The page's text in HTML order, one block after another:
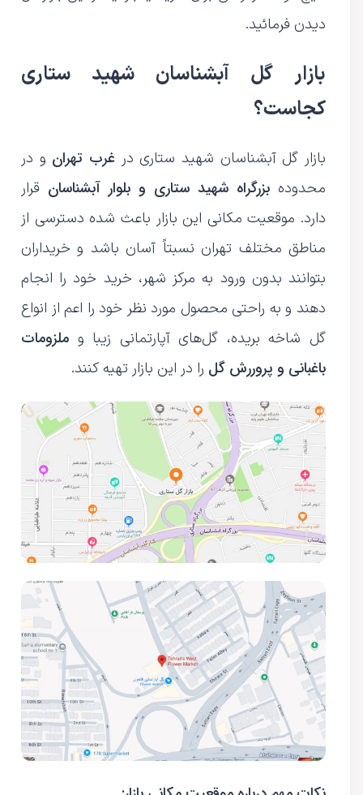
دیدن فرمائید.
بازار گل آبشناسان شهید ستاری
کجاست؟
بازار گل آبشناسان شهید ستاری در غرب تهرانو در
محدوده بزرگراه شهید ستاری و بلوار آبشناسانقرار
دارد. موقعیت مکانی این بازار باعث شده دسترسی از
مناطق مختلف تهران نسبتاً آسان باشد و خریداران
بتوانند بدون ورود به مرکز شهر، خرید خود را انجام
دهند و به راحتی محصول مورد نظر خود را اعم از انواع
گل شاخه بریده، گل‌های آپارتمانی زیبا و ملزومات
باغبانی و پروررش گلرا در این بازار تهیه کنند.